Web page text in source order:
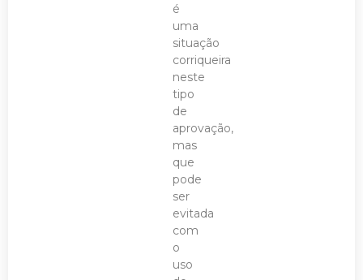
é
uma
situação
corriqueira
neste
tipo
de
aprovação,
mas
que
pode
ser
evitada
com
o
uso